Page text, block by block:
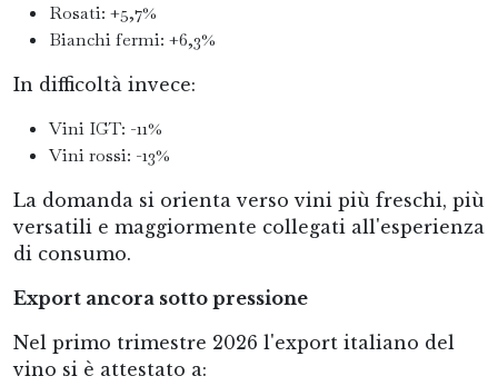
Rosati: +5,7%
Bianchi fermi: +6,3%
In difficoltà invece:
Vini IGT: -11%
Vini rossi: -13%
La domanda si orienta verso vini più freschi, più
versatili e maggiormente collegati all'esperienza
di consumo.
Export ancora sotto pressione
Nel primo trimestre 2026 l'export italiano del
vino si è attestato a: